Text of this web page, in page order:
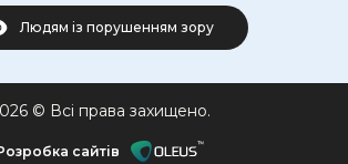
Людям із порушенням зору
© Всі права захищено.
сайтів